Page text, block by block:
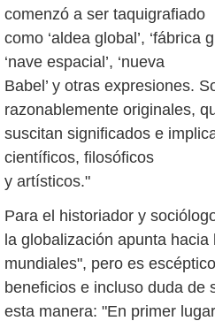
comenzó a ser taquigrafiado
como ‘aldea global’, ‘fábrica
‘nave espacial’, ‘nueva
Babel’ y otras expresiones.
razonablemente originales,
suscitan significados e
científicos, filosóficos
y artísticos."
Para el historiador y
la globalización apunta
mundiales", pero es
beneficios e incluso duda de
esta manera: "En primer